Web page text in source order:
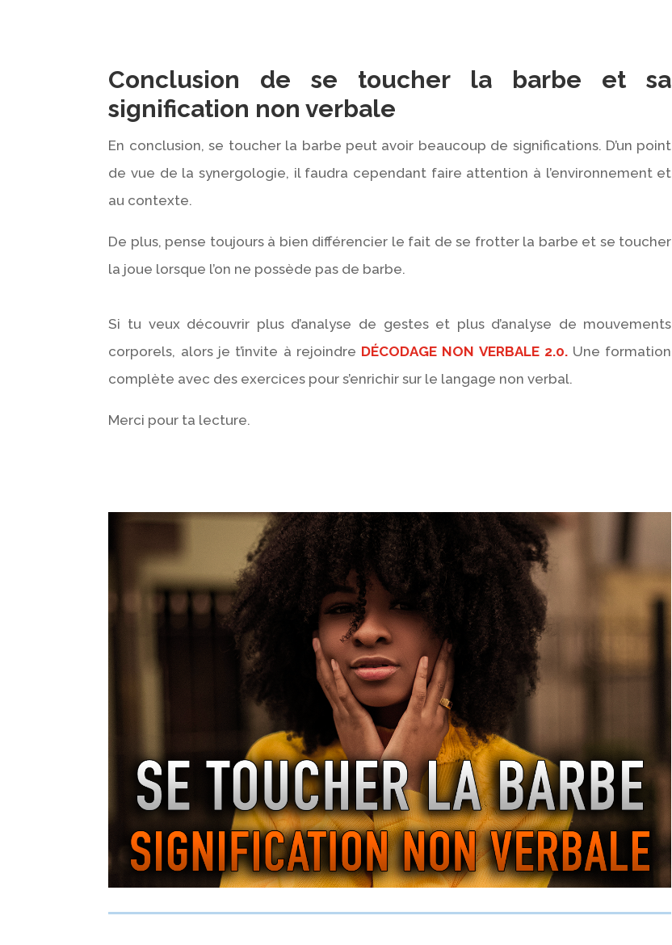
Conclusion de se toucher la barbe et sa
signification non verbale
En conclusion, se toucher la barbe peut avoir beaucoup de significations. D’un point
de vue de la synergologie, il faudra cependant faire attention à l’environnement et
au contexte.
De plus, pense toujours à bien différencier le fait de se frotter la barbe et se toucher
la joue lorsque l’on ne possède pas de barbe.
Si tu veux découvrir plus d’analyse de gestes et plus d’analyse de mouvements
corporels, alors je t’invite à rejoindre DÉCODAGE NON VERBALE 2.0.Une formation
complète avec des exercices pour s’enrichir sur le langage non verbal.
Merci pour ta lecture.